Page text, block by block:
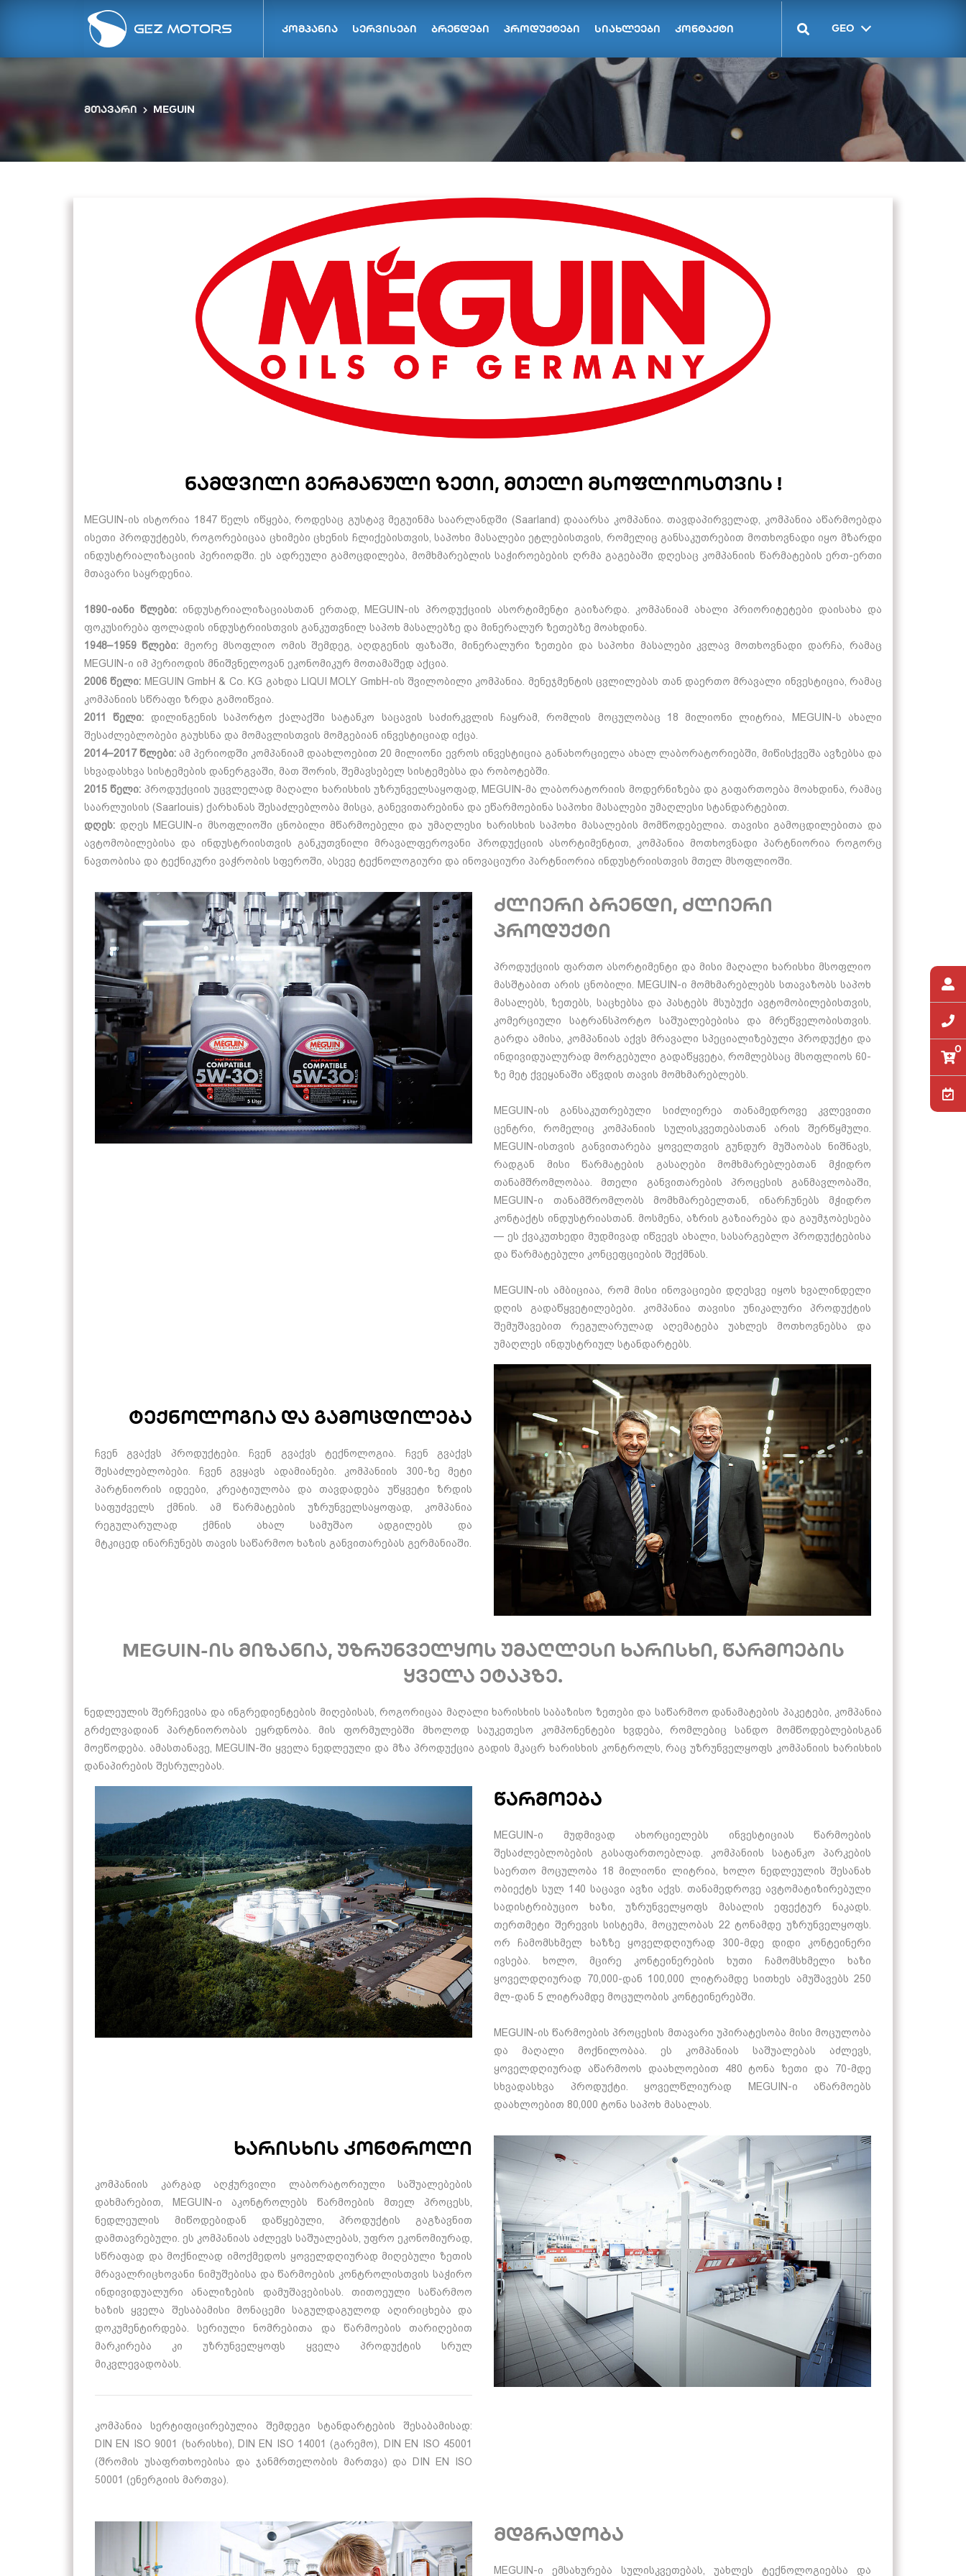
კომპანია სერვისები ბრენდები პროდუქტები სიახლეები კონტაქტი GEO
0
მთავარი MEGUIN
ნამდვილი გერმანული ზეთი, მთელი მსოფლიოსთვის !
MEGUIN-ის ისტორია 1847 წელს იწყება, როდესაც გუსტავ მეგუინმა საარლანდში (Saarland) დააარსა კომპანია. თავდაპირველად, კომპანია აწარმოებდა
ისეთი პროდუქტებს, როგორებიცაა ცხიმები ცხენის ჩლიქებისთვის, საპოხი მასალები ეტლებისთვის, რომელიც განსაკუთრებით მოთხოვნადი იყო მზარდი
ინდუსტრიალიზაციის პერიოდში. ეს ადრეული გამოცდილება, მომხმარებლის საჭიროებების ღრმა გაგებაში დღესაც კომპანიის წარმატების ერთ-ერთი
მთავარი საყრდენია.
1890-იანი წლები:ინდუსტრიალიზაციასთან ერთად, MEGUIN-ის პროდუქციის ასორტიმენტი გაიზარდა. კომპანიამ ახალი პრიორიტეტები დაისახა და
ფოკუსირება ფოლადის ინდუსტრიისთვის განკუთვნილ საპოხ მასალებზე და მინერალურ ზეთებზე მოახდინა.
1948–1959 წლები: მეორე მსოფლიო ომის შემდეგ, აღდგენის ფაზაში, მინერალური ზეთები და საპოხი მასალები კვლავ მოთხოვნადი დარჩა, რამაც
MEGUIN-ი იმ პერიოდის მნიშვნელოვან ეკონომიკურ მოთამაშედ აქცია.
2006 წელი: MEGUIN GmbH & Co. KG გახდა LIQUI MOLY GmbH-ის შვილობილი კომპანია. მენეჯმენტის ცვლილებას თან დაერთო მრავალი ინვესტიცია, რამაც
კომპანიის სწრაფი ზრდა გამოიწვია.
2011 წელი: დილინგენის საპორტო ქალაქში სატანკო საცავის საძირკვლის ჩაყრამ, რომლის მოცულობაც 18 მილიონი ლიტრია, MEGUIN-ს ახალი
შესაძლებლობები გაუხსნა და მომავლისთვის მომგებიან ინვესტიციად იქცა.
2014–2017 წლები: ამ პერიოდში კომპანიამ დაახლოებით 20 მილიონი ევროს ინვესტიცია განახორციელა ახალ ლაბორატორიებში, მიწისქვეშა ავზებსა და
სხვადასხვა სისტემების დანერგვაში, მათ შორის, შემავსებელ სისტემებსა და რობოტებში.
2015 წელი: პროდუქციის უცვლელად მაღალი ხარისხის უზრუნველსაყოფად, MEGUIN-მა ლაბორატორიის მოდერნიზება და გაფართოება მოახდინა, რამაც
საარლუისის (Saarlouis) ქარხანას შესაძლებლობა მისცა, განევითარებინა და ეწარმოებინა საპოხი მასალები უმაღლესი სტანდარტებით.
დღეს: დღეს MEGUIN-ი მსოფლიოში ცნობილი მწარმოებელი და უმაღლესი ხარისხის საპოხი მასალების მომწოდებელია. თავისი გამოცდილებითა და
ავტომობილებისა და ინდუსტრიისთვის განკუთვნილი მრავალფეროვანი პროდუქციის ასორტიმენტით, კომპანია მოთხოვნადი პარტნიორია როგორც
ნავთობისა და ტექნიკური ვაჭრობის სფეროში, ასევე ტექნოლოგიური და ინოვაციური პარტნიორია ინდუსტრიისთვის მთელ მსოფლიოში.
ძლიერი ბრენდი, ძლიერი
პროდუქტი
პროდუქციის ფართო ასორტიმენტი და მისი მაღალი ხარისხი მსოფლიო
მასშტაბით არის ცნობილი. MEGUIN-ი მომხმარებლებს სთავაზობს საპოხ
მასალებს, ზეთებს, საცხებსა და პასტებს მსუბუქი ავტომობილებისთვის,
კომერციული სატრანსპორტო საშუალებებისა და მრეწველობისთვის.
გარდა ამისა, კომპანიას აქვს მრავალი სპეციალიზებული პროდუქტი და
ინდივიდუალურად მორგებული გადაწყვეტა, რომლებსაც მსოფლიოს 60-
ზე მეტ ქვეყანაში აწვდის თავის მომხმარებლებს.
MEGUIN-ის განსაკუთრებული სიძლიერეა თანამედროვე კვლევითი
ცენტრი, რომელიც კომპანიის სულისკვეთებასთან არის შერწყმული.
MEGUIN-ისთვის განვითარება ყოველთვის გუნდურ მუშაობას ნიშნავს,
რადგან მისი წარმატების გასაღები მომხმარებლებთან მჭიდრო
თანამშრომლობაა. მთელი განვითარების პროცესის განმავლობაში,
MEGUIN-ი თანამშრომლობს მომხმარებელთან , ინარჩუნებს მჭიდრო
კონტაქტს ინდუსტრიასთან. მოსმენა, აზრის გაზიარება და გაუმჯობესება
— ეს ქვაკუთხედი მუდმივად იწვევს ახალი, სასარგებლო პროდუქტებისა
და წარმატებული კონცეფციების შექმნას.
MEGUIN-ის ამბიციაა, რომ მისი ინოვაციები დღესვე იყოს ხვალინდელი
დღის გადაწყვეტილებები. კომპანია თავისი უნიკალური პროდუქტის
შემუშავებით რეგულარულად აღემატება უახლეს მოთხოვნებსა და
უმაღლეს ინდუსტრიულ სტანდარტებს.
ტექნოლოგია და გამოცდილება
ჩვენ გვაქვს პროდუქტები. ჩვენ გვაქვს ტექნოლოგია. ჩვენ გვაქვს
შესაძლებლობები. ჩვენ გვყავს ადამიანები. კომპანიის 300-ზე მეტი
პარტნიორის იდეები, კრეატიულობა და თავდადება უწყვეტი ზრდის
საფუძველს ქმნის. ამ წარმატების უზრუნველსაყოფად, კომპანია
რეგულარულად ქმნის ახალ სამუშაო ადგილებს და
მტკიცედ ინარჩუნებს თავის საწარმოო ხაზის განვითარებას გერმანიაში.
MEGUIN-ის მიზანია, უზრუნველყოს უმაღლესი ხარისხი, წარმოების
ყველა ეტაპზე.
ნედლეულის შერჩევისა და ინგრედიენტების მიღებისას, როგორიცაა მაღალი ხარისხის საბაზისო ზეთები და საწარმოო დანამატების პაკეტები, კომპანია
გრძელვადიან პარტნიორობას ეყრდნობა. მის ფორმულებში მხოლოდ საუკეთესო კომპონენტები ხვდება, რომლებიც სანდო მომწოდებლებისგან
მოეწოდება. ამასთანავე, MEGUIN-ში ყველა ნედლეული და მზა პროდუქცია გადის მკაცრ ხარისხის კონტროლს, რაც უზრუნველყოფს კომპანიის ხარისხის
დანაპირების შესრულებას.
წარმოება
MEGUIN-ი მუდმივად ახორციელებს ინვესტიციას წარმოების
შესაძლებლობების გასაფართოებლად. კომპანიის სატანკო პარკების
საერთო მოცულობა 18 მილიონი ლიტრია, ხოლო ნედლეულის შესანახ
ობიექტს სულ 140 საცავი ავზი აქვს. თანამედროვე ავტომატიზირებული
სადისტრიბუციო ხაზი,
უზრუნველყოფს მასალის ეფექტურ ნაკადს.
თერთმეტი შერევის სისტემა, მოცულობას 22 ტონამდე უზრუნველყოფს.
ორ ჩამომსხმელ ხაზზე ყოველდღიურად 300-მდე დიდი კონტეინერი
ივსება. ხოლო, მცირე კონტეინერების ხუთი ჩამომსხმელი ხაზი
ყოველდღიურად 70,000-დან 100,000 ლიტრამდე სითხეს ამუშავებს 250
მლ-დან 5 ლიტრამდე მოცულობის კონტეინერებში.
MEGUIN-ის წარმოების პროცესის მთავარი უპირატესობა მისი მოცულობა
და მაღალი მოქნილობაა. ეს კომპანიას საშუალებას აძლევს,
ყოველდღიურად აწარმოოს დაახლოებით 480 ტონა ზეთი და 70-მდე
სხვადასხვა პროდუქტი. ყოველწლიურად MEGUIN-ი აწარმოებს
დაახლოებით 80,000 ტონა საპოხ მასალას.
ხარისხის კონტროლი
კომპანიის კარგად აღჭურვილი ლაბორატორიული საშუალებების
დახმარებით, MEGUIN-ი აკონტროლებს წარმოების მთელ პროცესს,
ნედლეულის მიწოდებიდან დაწყებული, პროდუქტის გაგზავნით
დამთავრებული. ეს კომპანიას აძლევს საშუალებას, უფრო ეკონომიურად,
სწრაფად და მოქნილად იმოქმედოს ყოველდღიურად მიღებული ზეთის
მრავალრიცხოვანი ნიმუშებისა და წარმოების კონტროლისთვის საჭირო
ინდივიდუალური ანალიზების დამუშავებისას. თითოეული საწარმოო
ხაზის ყველა შესაბამისი მონაცემი საგულდაგულოდ აღირიცხება და
დოკუმენტირდება. სერიული ნომრებითა და წარმოების თარიღებით
მარკირება კი უზრუნველყოფს ყველა პროდუქტის სრულ
მიკვლევადობას.
კომპანია სერტიფიცირებულია შემდეგი სტანდარტების შესაბამისად:
DIN EN ISO 9001 (ხარისხი), DIN EN ISO 14001 (გარემო), DIN EN ISO 45001
(შრომის უსაფრთხოებისა და ჯანმრთელობის მართვა) და DIN EN ISO
50001 (ენერგიის მართვა).
მდგრადობა
MEGUIN-ი ემსახურება სულისკვეთებას, უახლეს ტექნოლოგიებსა და